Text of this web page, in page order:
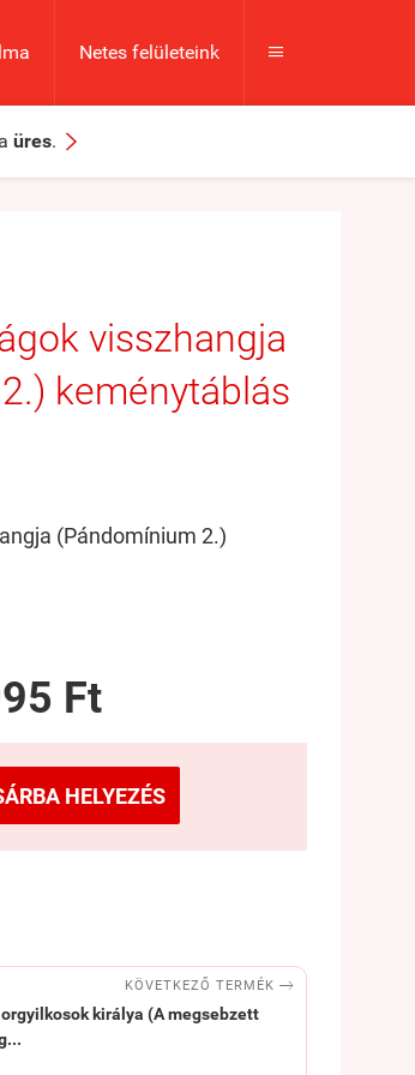
Netes felületeink 
üres. 
visszhangja
keménytáblás
(Pándomínium 2.)
Ft
HELYEZÉS
KÖVETKEZŐ TERMÉK 
orgyilkosok királya (A megsebzett